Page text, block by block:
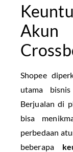
Shopee
utama
Berjualan di
bisa
perbedaan
beberapa